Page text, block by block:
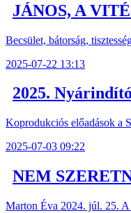
JÁNOS, A
Becsület, bátorság,
2025-07-22 13:13
2025.
Koprodukciós előadások a
2025-07-03 09:22
NEM
Marton Éva 2024. júl. 25. A